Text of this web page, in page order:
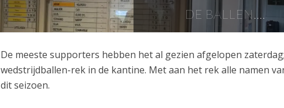
DE BALLEN….
De meeste supporters hebben het al gezien afgelopen
wedstrijdballen-rek in de kantine. Met aan het rek alle namen
dit seizoen.